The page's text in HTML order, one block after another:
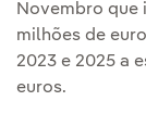
Novembro que
milhões de
2023 e 2025 a
euros.